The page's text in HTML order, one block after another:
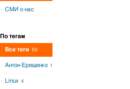
СМИ о нас
По тегам
Все теги 50
Антон Ерещенко 1
Linux 4